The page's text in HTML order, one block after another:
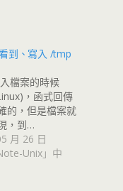
到、寫入 /tmp
檔案的時候
，函式回傳
的，但是檔案就
，到…
月 26 日
Unix」中